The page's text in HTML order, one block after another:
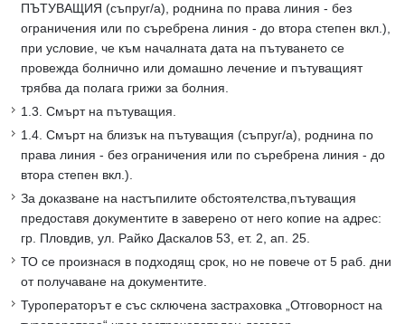
ПЪТУВАЩИЯ (съпруг/а), роднина по права линия - без
ограничения или по съребрена линия - до втора степен вкл.),
при условие, че към началната дата на пътуването се
провежда болнично или домашно лечение и пътуващият
трябва да полага грижи за болния.
1.3. Смърт на пътуващия.
1.4. Смърт на близък на пътуващия (съпруг/а), роднина по
права линия - без ограничения или по съребрена линия - до
втора степен вкл.).
За доказване на настъпилите обстоятелства,пътуващия
предоставя документите в заверено от него копие на адрес:
гр. Пловдив, ул. Райко Даскалов 53, ет. 2, ап. 25.
ТО се произнася в подходящ срок, но не повече от 5 раб. дни
от получаване на документите.
Туроператорът е със сключена застраховка „Отговорност на